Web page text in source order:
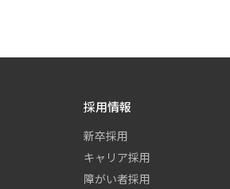
採用情報
新卒採用
キャリア採用
障がい者採用